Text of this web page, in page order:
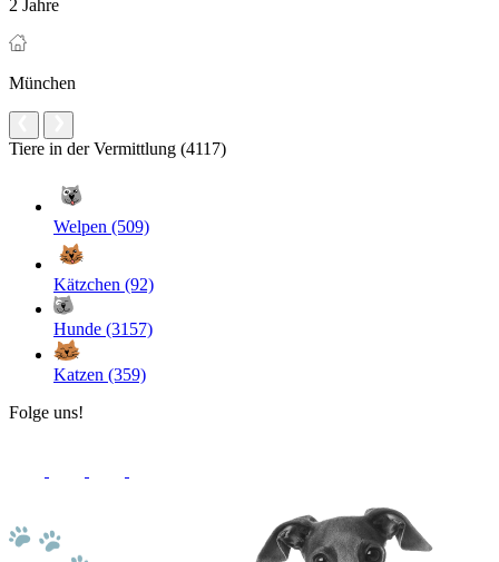
2 Jahre
München
Tiere in der Vermittlung (4117)
Welpen (509)
Kätzchen (92)
Hunde (3157)
Katzen (359)
Folge uns!